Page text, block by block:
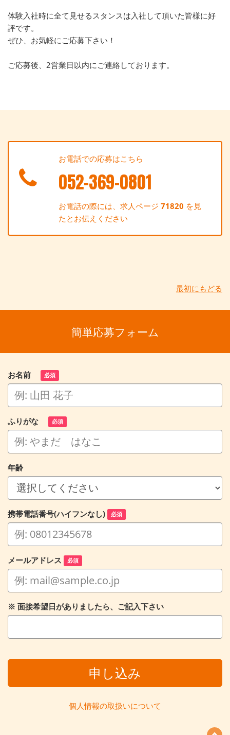
体験入社時に全て見せるスタンスは入社して頂いた皆様に好
評です。
ぜひ、お気軽にご応募下さい！
ご応募後、2営業日以内にご連絡しております。
お電話での応募はこちら
052-369-0801
お電話の際には、求人ページ71820 を見
たとお伝えください
最初にもどる
簡単応募フォーム
お名前 必須
ふりがな 必須
年齢
携帯電話番号(ハイフンなし) 必須
メールアドレス 必須
※ 面接希望日がありましたら、ご記入下さい
申し込み
個人情報の取扱いについて